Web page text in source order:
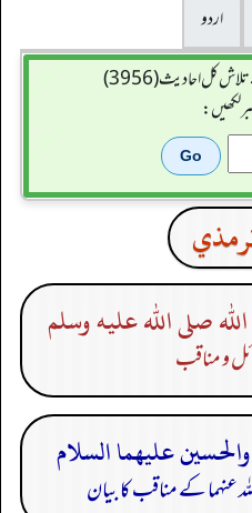
اردو
کل احادیث (3956)
لکھیں:
صلى الله عليه وسلم
و مناقب
کے مناقب کا بیان